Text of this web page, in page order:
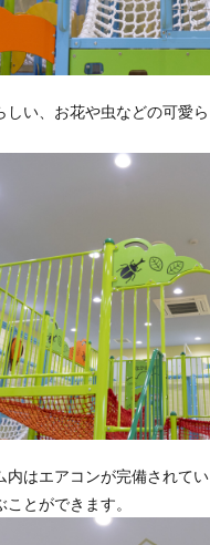
しい、お花や虫などの可愛
内はエアコンが完備されて
とができます。